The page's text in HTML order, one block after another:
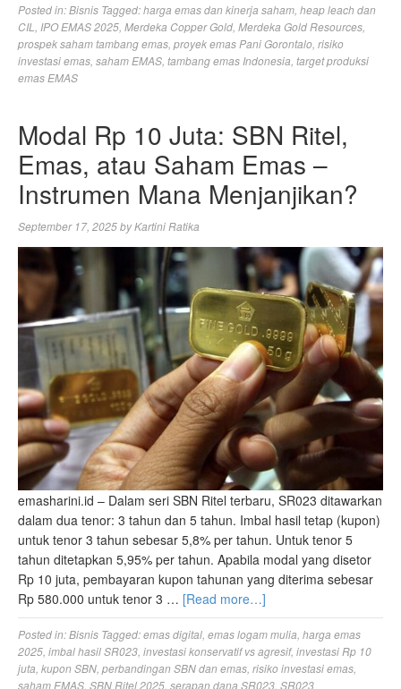
Posted in:Bisnis Tagged:harga emas dan kinerja saham heap leach dan
CIL IPO EMAS 2025 Merdeka Copper Gold Merdeka Gold Resources
prospek saham tambang emas proyek emas Pani Gorontalo risiko
investasi emas saham EMAS tambang emas Indonesia target produksi
emas EMAS
Modal Rp 10 Juta: SBN Ritel,
Emas, atau Saham Emas –
Instrumen Mana Menjanjikan?
September 17, 2025byKartini Ratika
emasharini.id – Dalam seri SBN Ritel terbaru, SR023 ditawarkan
dalam dua tenor: 3 tahun dan 5 tahun. Imbal hasil tetap (kupon)
untuk tenor 3 tahun sebesar 5,8% per tahun. Untuk tenor 5
tahun ditetapkan 5,95% per tahun. Apabila modal yang disetor
Rp 10 juta, pembayaran kupon tahunan yang diterima sebesar
Rp 580.000 untuk tenor 3 … [Read more…]
Posted in:Bisnis Tagged:emas digital emas logam mulia harga emas
2025 imbal hasil SR023 investasi konservatif vs agresif, investasi Rp 10
juta kupon SBN perbandingan SBN dan emas risiko investasi emas
saham EMAS SBN Ritel 2025 serapan dana SR023 SR023